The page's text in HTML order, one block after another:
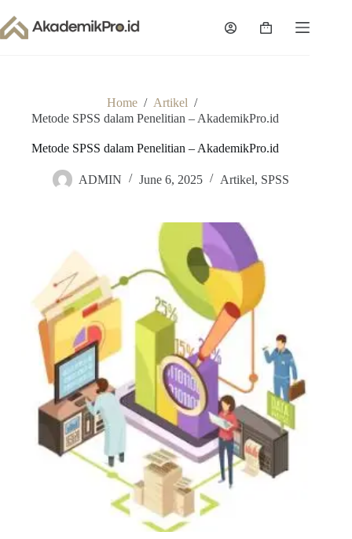
to
content
Shopping
Home / Artikel /
Metode SPSS dalam Penelitian – AkademikPro.id
Metode SPSS dalam Penelitian – AkademikPro.id
ADMIN June 6, 2025 Artikel, SPSS